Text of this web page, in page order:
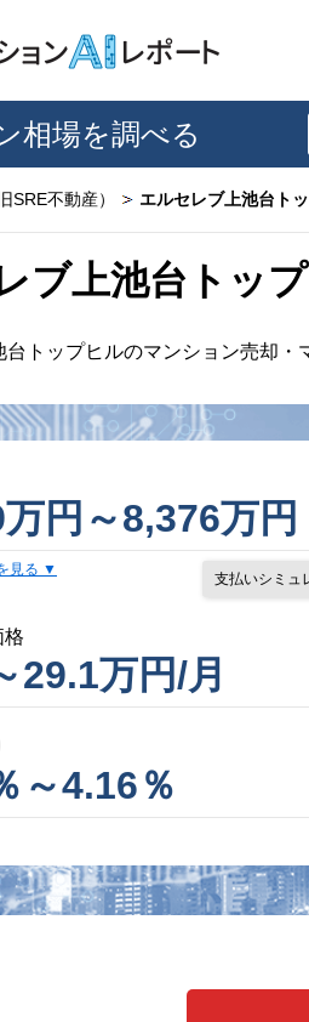
相場を調べる
SRE不動産） エルセレブ上池台ト
ブ上池台トッ
台トップヒルのマンション売却
円～8,376万円
見る
支払いシミュ
格
29.1万円/月
～4.16％